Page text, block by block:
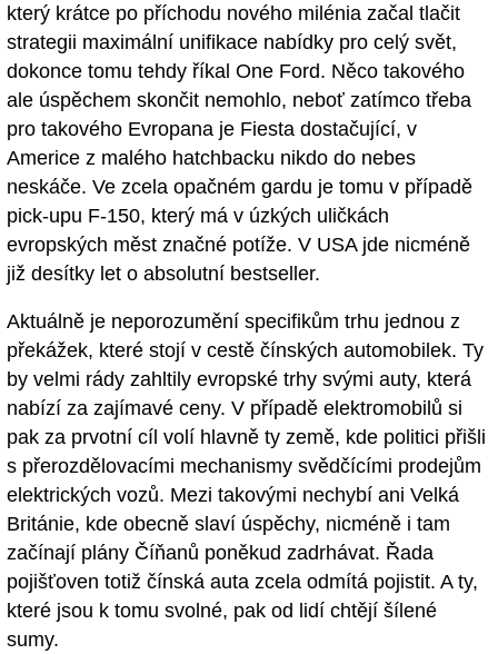
který krátce po příchodu nového milénia začal tlačit
strategii maximální unifikace nabídky pro celý svět,
dokonce tomu tehdy říkal One Ford. Něco takového
ale úspěchem skončit nemohlo, neboť zatímco třeba
pro takového Evropana je Fiesta dostačující, v
Americe z malého hatchbacku nikdo do nebes
neskáče. Ve zcela opačném gardu je tomu v případě
pick-upu F-150, který má v úzkých uličkách
evropských měst značné potíže. V USA jde nicméně
již desítky let o absolutní bestseller.
Aktuálně je neporozumění specifikům trhu jednou z
překážek, které stojí v cestě čínských automobilek. Ty
by velmi rády zahltily evropské trhy svými auty, která
nabízí za zajímavé ceny. V případě elektromobilů si
pak za prvotní cíl volí hlavně ty země, kde politici přišli
s přerozdělovacími mechanismy svědčícími prodejům
elektrických vozů. Mezi takovými nechybí ani Velká
Británie, kde obecně slaví úspěchy, nicméně i tam
začínají plány Číňanů poněkud zadrhávat. Řada
pojišťoven totiž čínská auta zcela odmítá pojistit. A ty,
které jsou k tomu svolné, pak od lidí chtějí šílené
sumy.